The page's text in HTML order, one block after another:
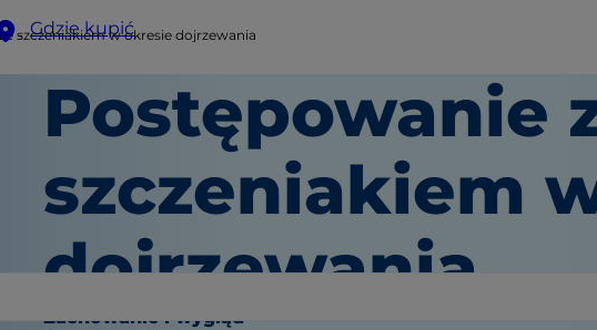
Gdzie kupić
szczeniakiem w okresie dojrzewania
Postępowanie
szczeniakiem
dojrzewania
Zachowanie i wygląd